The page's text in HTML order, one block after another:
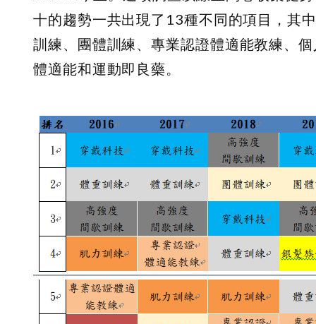
十的趨勢一共出現了13種不同的項目，其
訓練、團體訓練、專業認證體適能教練、
體適能和運動即良藥。